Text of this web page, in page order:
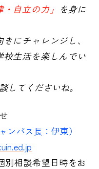
・自立の力」 を身に
にチャレンジし、
校生活を楽しんでい
してくださいね。
ンパス長：伊東）
相談希望日時をお